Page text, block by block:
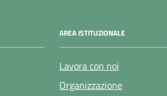
AREA ISTITUZIONALE
Lavora con noi
Organizzazione